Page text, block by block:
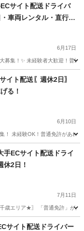
サイト配送ドライバ
車両レンタル・直行直
6月17日
募集！✨ 未経験者大歓迎！普
イト配送〖週休2日〗
る！
6月10日
集！ 未経験OK！普通免許があ
手ECサイト配送ドライ
休2日！
7月11日
歳エリア★〗 「普通免許」が
サイト配送ドライバー